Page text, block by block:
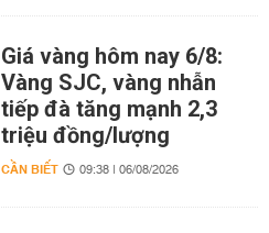
Giá vàng hôm nay 6/8:
Vàng SJC, vàng nhẫn
tiếp đà tăng mạnh 2,3
triệu đồng/lượng
CẦN BIẾT 09:38 | 06/08/2026